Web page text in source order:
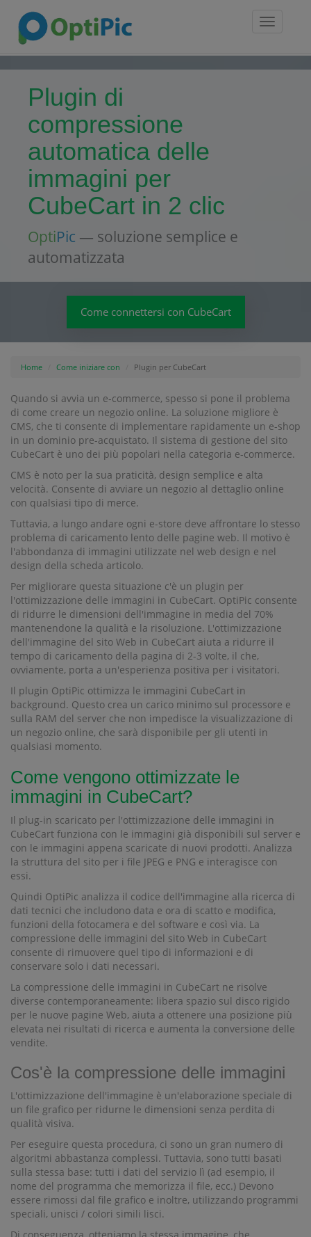
Toggle
Plugin di
compressione
automatica delle
immagini per
CubeCart in 2 clic
OptiPic — soluzione semplice e
automatizzata
Come connettersi con CubeCart
Home Come iniziare con Plugin per CubeCart
Quando si avvia un e-commerce, spesso si pone il problema
di come creare un negozio online. La soluzione migliore è
CMS, che ti consente di implementare rapidamente un e-shop
in un dominio pre-acquistato. Il sistema di gestione del sito
CubeCart è uno dei più popolari nella categoria e-commerce.
CMS è noto per la sua praticità, design semplice e alta
velocità. Consente di avviare un negozio al dettaglio online
con qualsiasi tipo di merce.
Tuttavia, a lungo andare ogni e-store deve affrontare lo stesso
problema di caricamento lento delle pagine web. Il motivo è
l'abbondanza di immagini utilizzate nel web design e nel
design della scheda articolo.
Per migliorare questa situazione c'è un plugin per
l'ottimizzazione delle immagini in CubeCart. OptiPic consente
di ridurre le dimensioni dell'immagine in media del 70%
mantenendone la qualità e la risoluzione. L'ottimizzazione
dell'immagine del sito Web in CubeCart aiuta a ridurre il
tempo di caricamento della pagina di 2-3 volte, il che,
ovviamente, porta a un'esperienza positiva per i visitatori.
Il plugin OptiPic ottimizza le immagini CubeCart in
background. Questo crea un carico minimo sul processore e
sulla RAM del server che non impedisce la visualizzazione di
un negozio online, che sarà disponibile per gli utenti in
qualsiasi momento.
Come vengono ottimizzate le
immagini in CubeCart?
Il plug-in scaricato per l'ottimizzazione delle immagini in
CubeCart funziona con le immagini già disponibili sul server e
con le immagini appena scaricate di nuovi prodotti. Analizza
la struttura del sito per i file JPEG e PNG e interagisce con
essi.
Quindi OptiPic analizza il codice dell'immagine alla ricerca di
dati tecnici che includono data e ora di scatto e modifica,
funzioni della fotocamera e del software e così via. La
compressione delle immagini del sito Web in CubeCart
consente di rimuovere quel tipo di informazioni e di
conservare solo i dati necessari.
La compressione delle immagini in CubeCart ne risolve
diverse contemporaneamente: libera spazio sul disco rigido
per le nuove pagine Web, aiuta a ottenere una posizione più
elevata nei risultati di ricerca e aumenta la conversione delle
vendite.
Cos'è la compressione delle immagini
L'ottimizzazione dell'immagine è un'elaborazione speciale di
un file grafico per ridurne le dimensioni senza perdita di
qualità visiva.
Per eseguire questa procedura, ci sono un gran numero di
algoritmi abbastanza complessi. Tuttavia, sono tutti basati
sulla stessa base: tutti i dati del servizio lì (ad esempio, il
nome del programma che memorizza il file, ecc.) Devono
essere rimossi dal file grafico e inoltre, utilizzando programmi
speciali, unisci / colori simili lisci.